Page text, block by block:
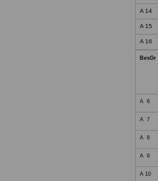
A 14
A 15
A 16
BesGr
A 6
A 7
A 8
A 9
A 10